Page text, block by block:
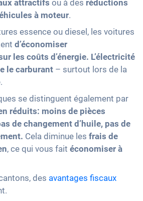
attractifs ou à des réductions
à moteur.
essence ou diesel, les voitures
d’économiser
les coûts d’énergie. L’électricité
le carburant – surtout lors de la
se distinguent également par
réduits: moins de pièces
de changement d’huile, pas de
Cela diminue les frais de
, ce qui vous fait économiser à
des avantages fiscaux